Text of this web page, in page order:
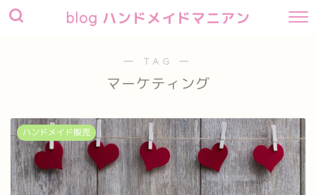
blog ハンドメイドマニアン
― TAG ―
マーケティング
ハンドメイド販売